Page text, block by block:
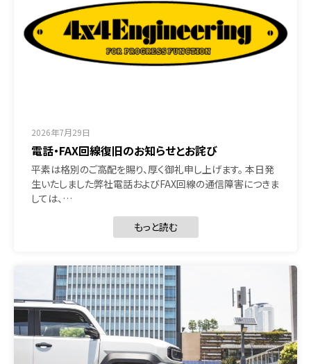
2026年7月29日
電話・FAX回線復旧のお知らせとお詫び
平素は格別のご高配を賜り、厚く御礼申し上げます。 本日発
生いたしました弊社電話およびFAX回線の通信障害につきま
しては、…
もっと読む